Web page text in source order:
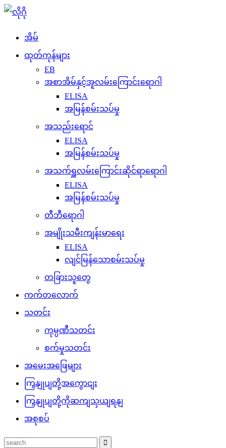
အိမ်
ထုတ်ကုန်များ
EB
အစာအိမ်နှင့်အူလမ်းကြောင်းရောဂါ
ELISA
အမြန်စမ်းသပ်မှု
အသည်းရောင်
ELISA
အမြန်စမ်းသပ်မှု
အသက်ရှူလမ်းကြောင်းဆိုင်ရာရောဂါ
ELISA
အမြန်စမ်းသပ်မှု
တီဘီရောဂါ
အမျိုးသမီးကျန်းမာရေး
ELISA
လျင်မြန်သောစမ်းသပ်မှု
တခြားသူတွေ
ကက်တလောက်
သတင်း
ကုမ္ပဏီသတင်း
စက်မှုသတင်း
အမေးအဖြေများ
ကြှနျုပျတို့အကွောငျး
ကြှနျုပျတို့ကိုဆကျသှယျရနျ
အစုစပ်